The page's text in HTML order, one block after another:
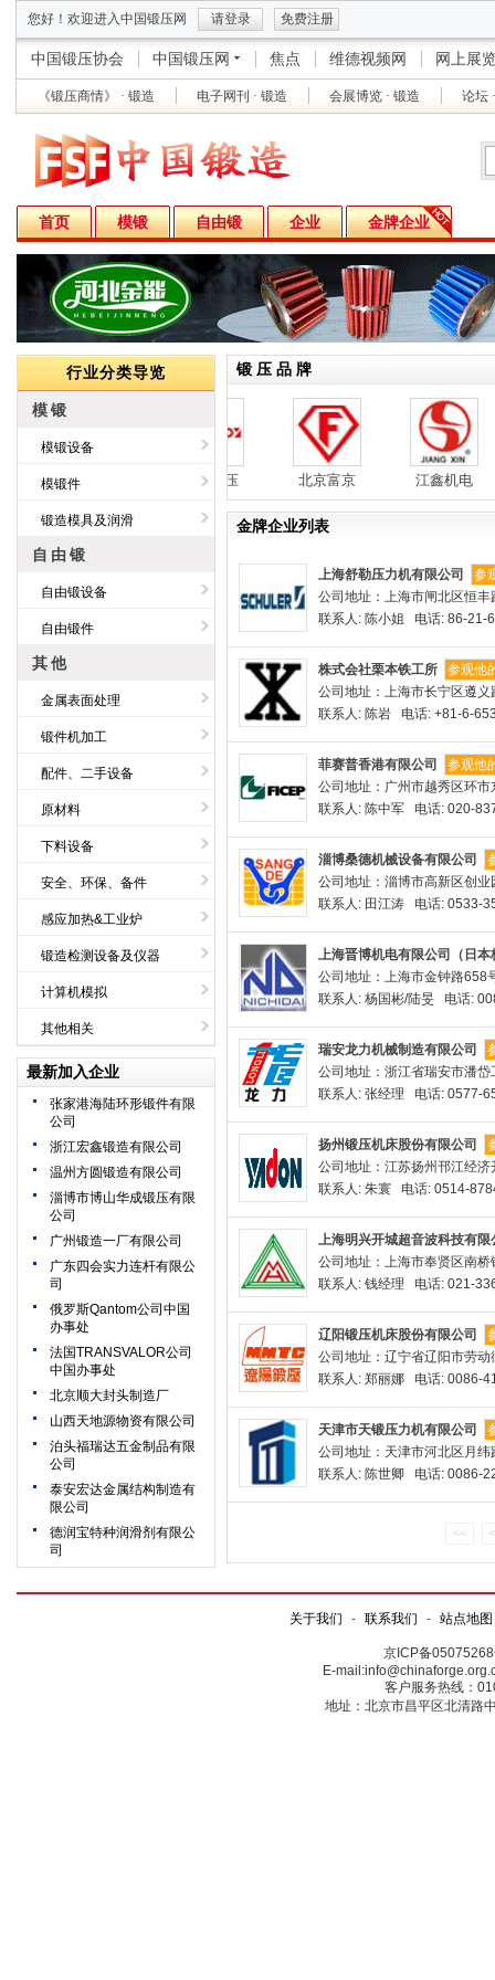
您好！欢迎进入中国锻压网 请登录 免费注册
中国锻压协会 中国锻压网 焦点 维德视频网 网上展
《锻压商情》 · 锻造 电子网刊 · 锻造 会展博览 · 锻造 论坛
首页 模锻 自由锻 企业 金牌企业
行业分类导览
模锻
模锻设备
模锻件
锻造模具及润滑
自由锻
自由锻设备
自由锻件
其他
金属表面处理
锻件机加工
配件、二手设备
原材料
下料设备
安全、环保、备件
感应加热&工业炉
锻造检测设备及仪器
计算机模拟
其他相关
最新加入企业
张家港海陆环形锻件有限
公司
浙江宏鑫锻造有限公司
温州方圆锻造有限公司
淄博市博山华成锻压有限
公司
广州锻造一厂有限公司
广东四会实力连杆有限公
司
俄罗斯Qantom公司中国
办事处
法国TRANSVALOR公司
中国办事处
北京顺大封头制造厂
山西天地源物资有限公司
泊头福瑞达五金制品有限
公司
泰安宏达金属结构制造有
限公司
德润宝特种润滑剂有限公
司
锻 压 品 牌
舒勒万家顿 瓦轴锻压 北京富京 江鑫机电
金牌企业列表
上海舒勒压力机有限公司
参
公司地址：上海市闸北区恒
联系人: 陈小姐 电话: 86-21-
株式会社栗本铁工所
参观他
公司地址：上海市长宁区遵
联系人: 陈岩 电话: +81-6-
菲赛普香港有限公司
参观他
公司地址：广州市越秀区环
联系人: 陈中军 电话: 020-
淄博桑德机械设备有限公司
公司地址：淄博市高新区创业
联系人: 田江涛 电话: 0533-
上海晋博机电有限公司（日
公司地址：上海市金钟路658
联系人: 杨国彬/陆旻 电话:
瑞安龙力机械制造有限公司
公司地址：浙江省瑞安市潘岱
联系人: 张经理 电话: 0577-
扬州锻压机床股份有限公司
公司地址：江苏扬州邗江经
联系人: 朱寰 电话: 0514-
上海明兴开城超音波科技有限
公司地址：上海市奉贤区南
联系人: 钱经理 电话: 021-
辽阳锻压机床股份有限公司
公司地址：辽宁省辽阳市劳动
联系人: 郑丽娜 电话: 0086-
天津市天锻压力机有限公司
公司地址：天津市河北区月纬
联系人: 陈世卿 电话: 0086-
<< <
关于我们 - 联系我们 - 站点地图
京ICP备
E-
客户服务热线：
地址：北京市昌平区北清路